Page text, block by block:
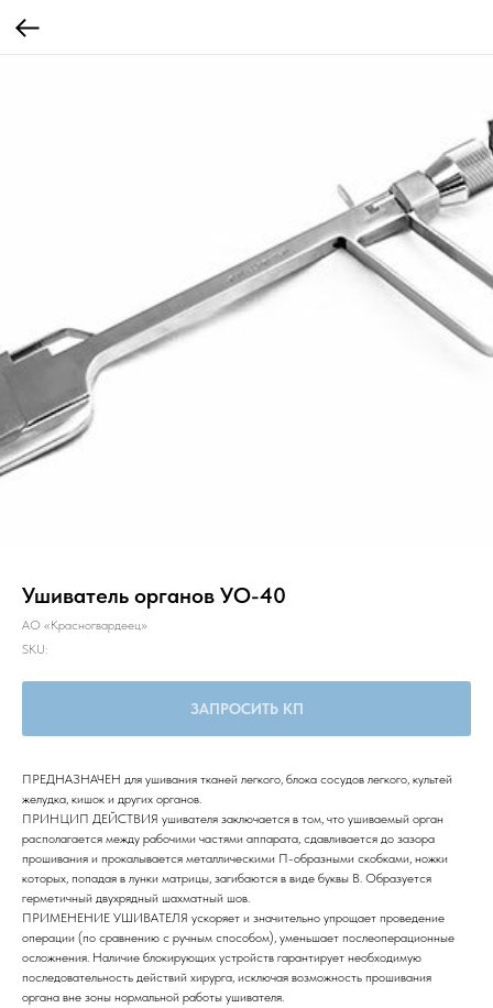
Ушиватель органов УО-40
АО «Красногвардеец»
SKU:
ЗАПРОСИТЬ КП
ПРЕДНАЗНАЧЕН для ушивания тканей легкого, блока сосудов легкого, культей
желудка, кишок и других органов.
ПРИНЦИП ДЕЙСТВИЯ ушивателя заключается в том, что ушиваемый орган
располагается между рабочими частями аппарата, сдавливается до зазора
прошивания и прокалывается металлическими П-образными скобками, ножки
которых, попадая в лунки матрицы, загибаются в виде буквы В. Образуется
герметичный двухрядный шахматный шов.
ПРИМЕНЕНИЕ УШИВАТЕЛЯ ускоряет и значительно упрощает проведение
операции (по сравнению с ручным способом), уменьшает послеоперационные
осложнения. Наличие блокирующих устройств гарантирует необходимую
последовательность действий хирурга, исключая возможность прошивания
органа вне зоны нормальной работы ушивателя.